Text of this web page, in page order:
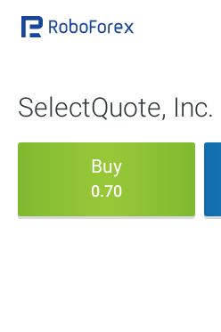
SelectQuote, Inc.
Buy
0.70